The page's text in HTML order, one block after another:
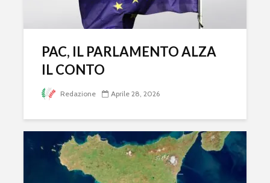
PAC, IL PARLAMENTO ALZA
IL CONTO
Redazione Aprile 28, 2026